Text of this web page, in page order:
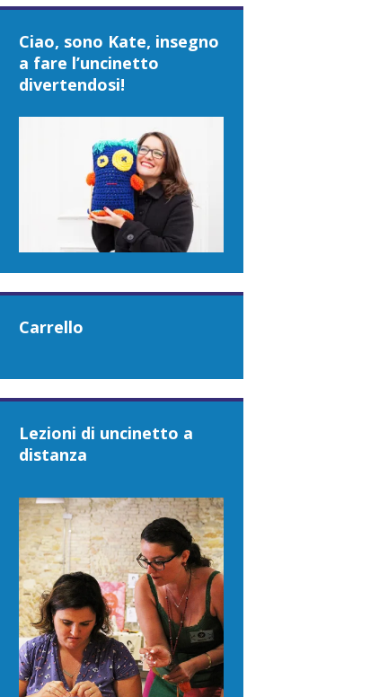
Ciao, sono Kate, insegno
a fare l’uncinetto
divertendosi!
Carrello
Lezioni di uncinetto a
distanza